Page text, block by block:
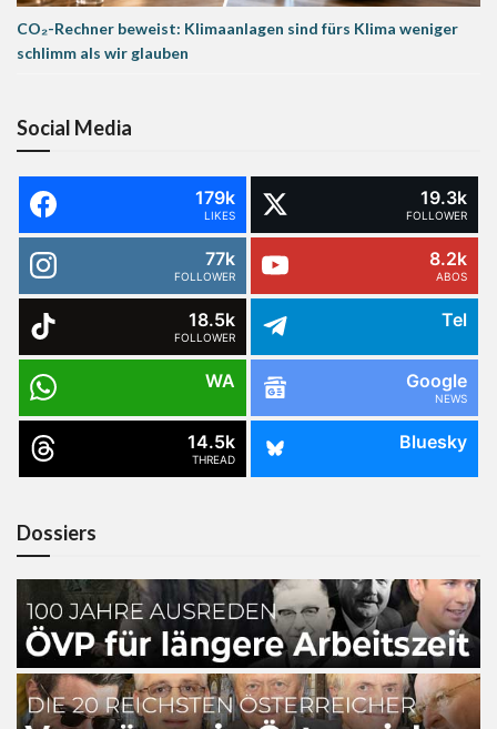
CO₂-Rechner beweist: Klimaanlagen sind fürs Klima weniger
schlimm als wir glauben
Social Media
179k
LIKES
19.3k
FOLLOWER
77k
FOLLOWER
8.2k
ABOS
18.5k
FOLLOWER
Tel
WA Google
NEWS
14.5k
THREAD
Bluesky
Dossiers